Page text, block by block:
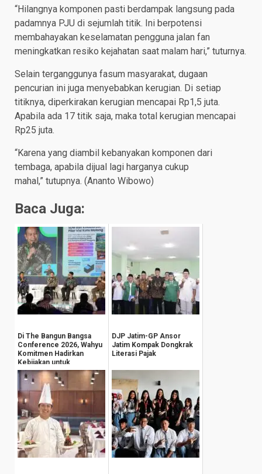
“Hilangnya komponen pasti berdampak langsung pada
padamnya PJU di sejumlah titik. Ini berpotensi
membahayakan keselamatan pengguna jalan fan
meningkatkan resiko kejahatan saat malam hari,” tuturnya.
Selain terganggunya fasum masyarakat, dugaan
pencurian ini juga menyebabkan kerugian. Di setiap
titiknya, diperkirakan kerugian mencapai Rp1,5 juta.
Apabila ada 17 titik saja, maka total kerugian mencapai
Rp25 juta.
“Karena yang diambil kebanyakan komponen dari
tembaga, apabila dijual lagi harganya cukup
mahal,” tutupnya. (Ananto Wibowo)
Baca Juga:
Di The Bangun Bangsa
Conference 2026, Wahyu
Komitmen Hadirkan
Kebijakan untuk
Kesejahteraan
Masyarak...
DJP Jatim-GP Ansor
Jatim Kompak Dongkrak
Literasi Pajak